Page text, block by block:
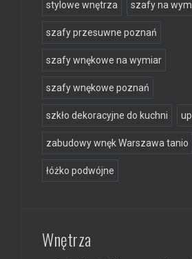
stylowe wnętrza szafy na
szafy przesuwne poznań
szafy wnękowe na wymiar
szafy wnękowe poznań
szkło dekoracyjne do kuchni
zabudowy wnęk Warszawa tanio
łóżko podwójne
Wnętrza